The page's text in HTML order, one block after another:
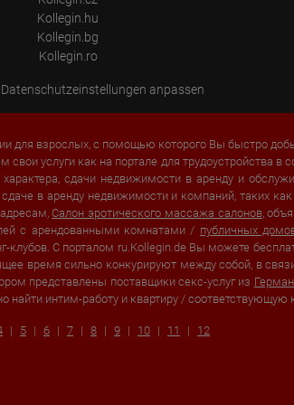
where such third parties process the
The IP address of users is shortened by
of the European Union or in other
on the European Economic Area,
be transmitted to a Google server in the USA
IP address transmitted by the user's browser is
from Google.
behavior is as follows:
smartphone)
ons used
search engine, or referring website)
clicked?
Did he click on other pages of the portal or
stay?
Kollegin.hu
Kollegin.bg
Kollegin.ro
anpassen
взрослых, с помощью которого Вы быстро
услуги как на портале для трудоустройства
сдачи недвижимости в аренду и
в аренду недвижимости и компаний, таких
Салон эротического массажа салонов,
с арендованными комнатами / публичных
С порталом ru.Kollegin.de Вы можете
время сильно конкурируют между собой, в
представлены поставщики секс-услуг из
найти интим-работу и квартиру /
5 6 7 8 9 10 11 12